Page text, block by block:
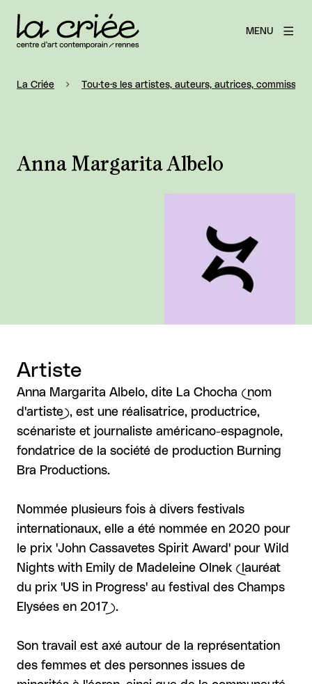
MENU
La Criée Tou·te·s les artistes, auteurs, autrices,
Anna Margarita Albelo
Artiste
Anna Margarita Albelo, dite La Chocha (nom
d'artiste), est une réalisatrice, productrice,
scénariste et journaliste américano-espagnole,
fondatrice de la société de production Burning
Bra Productions.
Nommée plusieurs fois à divers festivals
internationaux, elle a été nommée en 2020 pour
le prix 'John Cassavetes Spirit Award' pour Wild
Nights with Emily de Madeleine Olnek (lauréat
du prix 'US in Progress' au festival des Champs
Elysées en 2017).
Son travail est axé autour de la représentation
des femmes et des personnes issues de